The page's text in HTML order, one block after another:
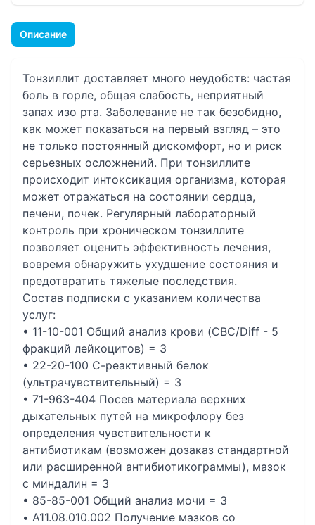
Описание
Тонзиллит доставляет много неудобств: частая
боль в горле, общая слабость, неприятный
запах изо рта. Заболевание не так безобидно,
как может показаться на первый взгляд – это
не только постоянный дискомфорт, но и риск
серьезных осложнений. При тонзиллите
происходит интоксикация организма, которая
может отражаться на состоянии сердца,
печени, почек. Регулярный лабораторный
контроль при хроническом тонзиллите
позволяет оценить эффективность лечения,
вовремя обнаружить ухудшение состояния и
предотвратить тяжелые последствия.
Состав подписки с указанием количества
услуг:
• 11-10-001 Общий анализ крови (CBC/Diff - 5
фракций лейкоцитов) = 3
• 22-20-100 С-реактивный белок
(ультрачувствительный) = 3
• 71-963-404 Посев материала верхних
дыхательных путей на микрофлору без
определения чувcтвительности к
антибиотикам (возможен дозаказ стандартной
или расширенной антибиотикограммы), мазок
с миндалин = 3
• 85-85-001 Общий анализ мочи = 3
• A11.08.010.002 Получение мазков со